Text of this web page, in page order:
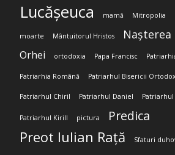
Lucășeuca mamă Mitropolia
moarte Mântuitorul Hristos
Orhei ortodoxia Papa Francisc
Patriarhia Română Patriarhul Bisericii
Patriarhul Chiril Patriarhul Daniel
Patriarhul Kirill pictura Predica
Preot Iulian Rață Sfaturi